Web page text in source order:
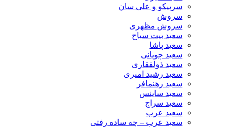
سرپیکو و علی سان
سروش
سروش مظهری
سعید بیت سیاح
سعید پاشا
سعید چوپانی
سعید ذولفقاری
سعید رشید امیری
سعید رهنمافر
سعید ساینس
سعید سراج
سعید عرب
سعید عرب – چه ساده رفتی